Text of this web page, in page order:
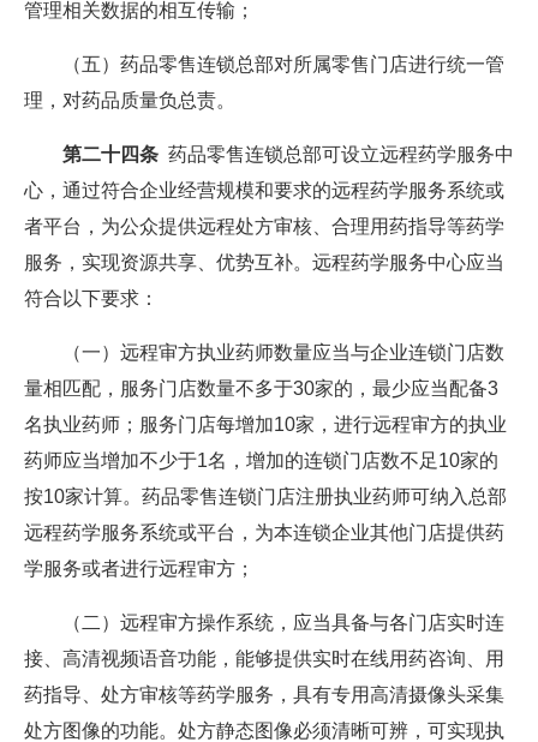
管理相关数据的相互传输；
（五）药品零售连锁总部对所属零售门店进行统一管
理，对药品质量负总责。
第二十四条 药品零售连锁总部可设立远程药学服务中
心，通过符合企业经营规模和要求的远程药学服务系统或
者平台，为公众提供远程处方审核、合理用药指导等药学
服务，实现资源共享、优势互补。远程药学服务中心应当
符合以下要求：
（一）远程审方执业药师数量应当与企业连锁门店数
量相匹配，服务门店数量不多于30家的，最少应当配备3
名执业药师；服务门店每增加10家，进行远程审方的执业
药师应当增加不少于1名，增加的连锁门店数不足10家的
按10家计算。药品零售连锁门店注册执业药师可纳入总部
远程药学服务系统或平台，为本连锁企业其他门店提供药
学服务或者进行远程审方；
（二）远程审方操作系统，应当具备与各门店实时连
接、高清视频语音功能，能够提供实时在线用药咨询、用
药指导、处方审核等药学服务，具有专用高清摄像头采集
处方图像的功能。处方静态图像必须清晰可辨，可实现执